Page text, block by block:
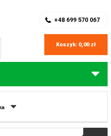
+48 699 570 067
Koszyk: 0,00 zł
13 ALL BALLS